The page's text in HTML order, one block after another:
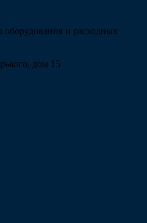
оборудования и расходных
дом 15